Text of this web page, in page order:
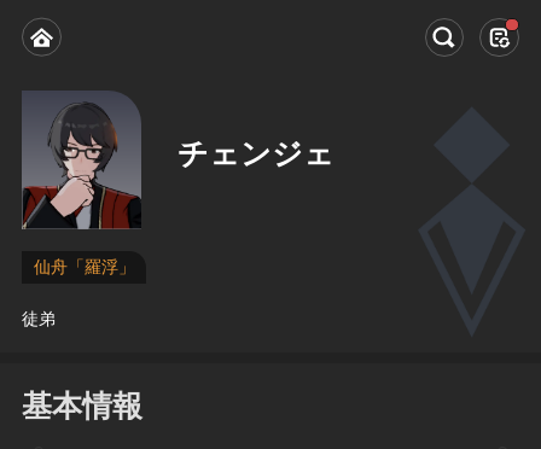
チェンジェ
仙舟「羅浮」
徒弟
基本情報